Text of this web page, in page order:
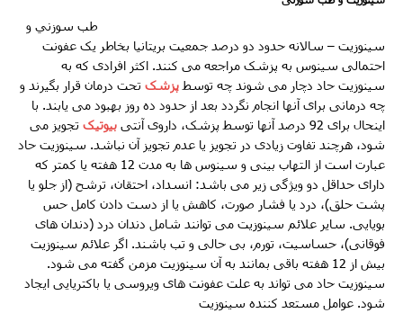
طب سوزني و
سینوزیت – سالانه حدود دو درصد جمعیت بریتانیا بخاطر یک عفونت
احتمالی سینوس به پزشک مراجعه می کنند. اکثر افرادی که به
سینوزیت حاد دچار می شوند چه توسط پزشک تحت درمان قرار بگیرند و
چه درمانی برای آنها انجام نگردد بعد از حدود ده روز بهبود می یابند. با
اینحال برای 92 درصد آنها توسط پزشک، داروی آنتی
بیوتیک تجویز می
شود، هرچند تفاوت زیادی در تجویز یا عدم تجویز آن نباشد. سینوزیت حاد
عبارت است از التهاب بینی و سینوس ها به مدت 12 هفته یا کمتر که
دارای حداقل دو ویژگی زیر می باشد: انسداد، احتقان، ترشح (از جلو یا
پشت حلق)، درد یا فشار صورت، کاهش یا از دست دادن کامل حس
بویایی. سایر علائم سینوزیت می توانند شامل دندان درد (دندان های
فوقانی)، حساسیت، تورم، بی حالی و تب باشند. اگر علائم سینوزیت
بیش از 12 هفته باقی بمانند به آن سینوزیت مزمن گفته می شود.
سینوزیت حاد می تواند به علت عفونت های ویروسی یا باکتریایی ایجاد
شود. عوامل مستعد کننده سینوزیت